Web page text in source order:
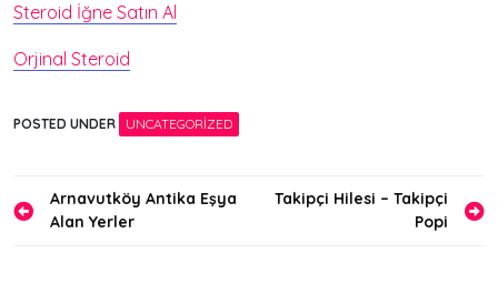
Steroid İğne Satın Al
Orjinal Steroid
POSTED UNDER UNCATEGORIZED
Yazı
gezinmesi
Arnavutköy Antika Eşya
Alan Yerler
Takipçi Hilesi – Takipçi
Popi